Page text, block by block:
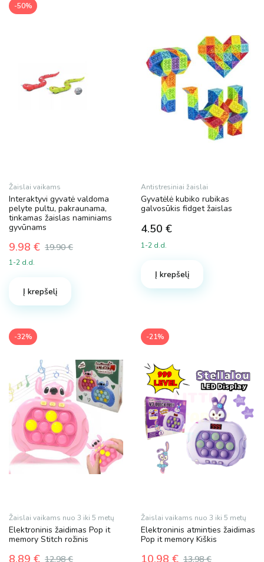
-50%
Žaislai vaikams
Interaktyvi gyvatė valdoma
pelyte pultu, pakraunama,
tinkamas žaislas naminiams
gyvūnams
19.90€
Original
price
19.90 €.
9.98 €
Current
price
9.98 €.
1-2 d.d.
Į krepšelį
Antistresiniai žaislai
Gyvatėlė kubiko rubikas
galvosūkis fidget žaislas
4.50 €
1-2 d.d.
Į krepšelį
-32%
Žaislai vaikams nuo 3 iki 5 metų
Elektroninis žaidimas Pop it
memory Stitch rožinis
12.98€
8.89 €
-21%
Žaislai vaikams nuo 3 iki 5 metų
Elektroninis atminties žaidimas
Pop it memory Kiškis
13.98€
10.98 €